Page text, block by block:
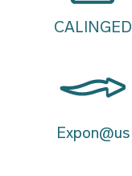
CALINGED
Expon@us